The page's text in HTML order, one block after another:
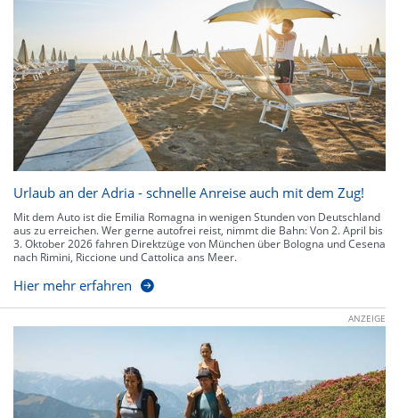
Urlaub an der Adria - schnelle Anreise auch mit dem Zug!
Mit dem Auto ist die Emilia Romagna in wenigen Stunden von Deutschland
aus zu erreichen. Wer gerne autofrei reist, nimmt die Bahn: Von 2. April bis
3. Oktober 2026 fahren Direktzüge von München über Bologna und Cesena
nach Rimini, Riccione und Cattolica ans Meer.
Hier mehr erfahren
ANZEIGE